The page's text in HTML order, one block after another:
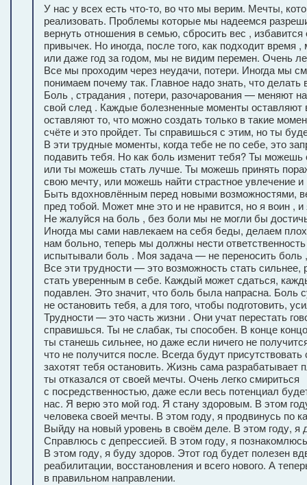
У нас у всех есть что-то, во что мы верим. Мечты,
реализовать. Проблемы которые мы надеемся
вернуть отношения в семью, сбросить вес ,
привычек. Но иногда, после того, как подходит время
или даже год за годом, мы не видим перемен. Очень
Все мы проходим через неудачи, потери. Иногда мы
понимаем почему так. Главное надо знать, что делать
Боль , страдания , потери, разочарования — меняют
свой след . Каждые болезненные моменты оставляют
оставляют то, что можно создать только в такие
счёте и это пройдет. Ты справишься с этим, но ты
В эти трудные моменты, когда тебе не по себе, это
подавить тебя. Но как боль изменит тебя? Ты
или ты можешь стать лучше. Ты можешь принять
свою мечту, или можешь найти страстное увлечение и
Быть вдохновлённым перед новыми возможностями,
пред тобой. Может мне это и не нравится, но я воин ,
Не жалуйся на боль , без боли мы не могли бы
Иногда мы сами навлекаем на себя беды, делаем
нам больно, теперь мы должны нести
испытывали боль . Моя задача — не переносить боль
Все эти трудности — это возможность стать сильнее,
стать уверенным в себе. Каждый может сдаться,
подавлен. Это значит, что боль была напрасна. Боль
не остановить тебя, а для того, чтобы подготовить,
Трудности — это часть жизни . Они учат перестать
справишься. Ты не слабак, ты способен. В конце
ты станешь сильнее, но даже если ничего не
что не получится после. Всегда будут
захотят тебя остановить. Жизнь сама разрабатывает
ты отказался от своей мечты. Очень легко смириться
с посредственностью, даже если весь потенциал
нас. Я верю это мой год. Я стану здоровым. В этом
человека своей мечты. В этом году, я продвинусь по
Выйду на новый уровень в своём деле. В этом году, я
Справлюсь с депрессией. В этом году, я
В этом году, я буду здоров. Этот год будет полезен
реабилитации, восстановления и всего нового. А
в правильном направлении.